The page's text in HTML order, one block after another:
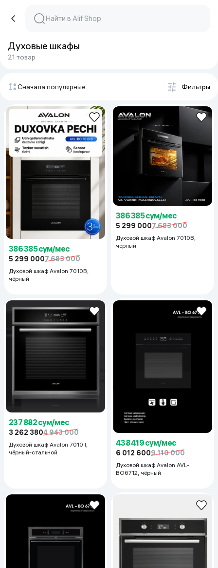
Духовые шкафы
21 товар
Сначала популярные Фильтры
386 385 сум/мес
5 299 0007 683 000
Духовой шкаф Avalon 7010B,
чёрный
386 385 сум/мес
5 299 0007 683 000
Духовой шкаф Avalon 7010B,
чёрный
237 882 сум/мес
3 262 3804 943 000
Духовой шкаф Avalon 7010 l,
чёрный-стальной
438 419 сум/мес
6 012 6009 110 000
Духовой шкаф Avalon AVL-
BO6712, чёрный